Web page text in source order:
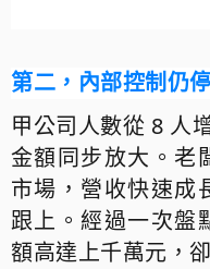
第二 ， 內部控制仍
甲公司人數從 8 人
金額同步放大。老
市場，營收快速成
跟上。經過一次盤
額高達上千萬元，